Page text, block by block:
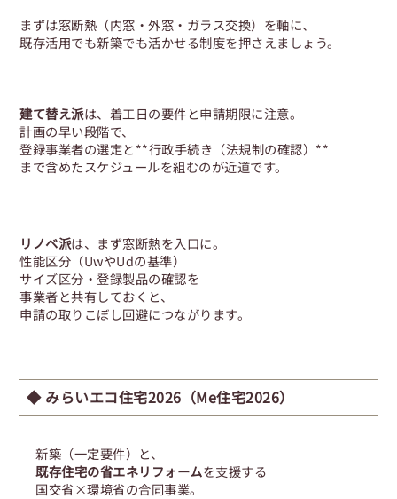
まずは窓断熱（内窓・外窓・ガラス交換）を軸に、
既存活用でも新築でも活かせる制度を押さえましょう。
建て替え派は、着工日の要件と申請期限に注意。
計画の早い段階で、
登録事業者の選定と**行政手続き（法規制の確認）**
まで含めたスケジュールを組むのが近道です。
リノベ派は、まず窓断熱を入口に。
性能区分（UwやUdの基準）
サイズ区分・登録製品の確認を
事業者と共有しておくと、
申請の取りこぼし回避につながります。
◆ みらいエコ住宅2026（Me住宅2026）
新築（一定要件）と、
既存住宅の省エネリフォームを支援する
国交省×環境省の合同事業。